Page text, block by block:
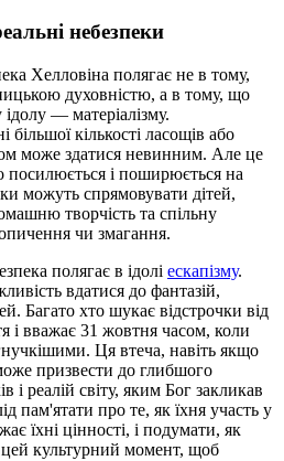
небезпеки
Хелловіна полягає не в тому,
духовністю, а в тому, що
— матеріалізму.
кількості ласощів або
може здатися невинним. Але це
посилюється і поширюється на
можуть спрямовувати дітей,
творчість та спільну
чи змагання.
полягає в ідолі ескапізму.
вдатися до фантазій,
Багато хто шукає відстрочки від
і вважає 31 жовтня часом, коли
Ця втеча, навіть якщо
призвести до глибшого
і реалій світу, яким Бог закликав
пам'ятати про те, як їхня участь у
їхні цінності, і подумати, як
культурний момент, щоб